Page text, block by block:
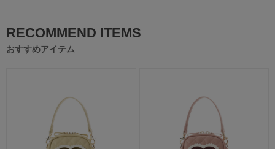
RECOMMEND ITEMS
おすすめアイテム